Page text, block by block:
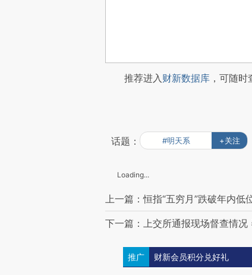
推荐进入财新数据库 ，可随
话题： #明天系 +关注
Loading...
上一篇：恒指“五穷月”跌破年内
下一篇：上交所通报现场督查情况
推广 财新会员积分兑好礼